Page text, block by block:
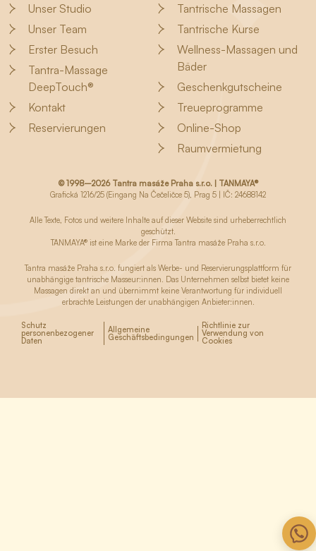
Unser Studio
Unser Team
Erster Besuch
Tantra-Massage
DeepTouch®
Kontakt
Reservierungen
Tantrische Massagen
Tantrische Kurse
Wellness-Massagen und
Bäder
Geschenkgutscheine
Treueprogramme
Online-Shop
Raumvermietung
© 1998–2026 Tantra masáže Praha s.r.o. | TANMAYA®
Grafická 1216/25 (Eingang Na Čečeličce 5), Prag 5 | IČ: 24688142
Alle Texte, Fotos und weitere Inhalte auf dieser Website sind urheberrechtlich
geschützt.
TANMAYA® ist eine Marke der Firma Tantra masáže Praha s.r.o.
Tantra masáže Praha s.r.o. fungiert als Werbe- und Reservierungsplattform für
unabhängige tantrische Masseur:innen. Das Unternehmen selbst bietet keine
Massagen direkt an und übernimmt keine Verantwortung für individuell
erbrachte Leistungen der unabhängigen Anbieter:innen.
Schutz
personenbezogener
Daten
Allgemeine
Geschäftsbedingungen
Richtlinie zur
Verwendung von
Cookies